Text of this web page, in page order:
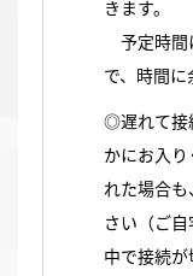
きます。
予定時間
で、時間に
◎遅れて接
かにお入
れた場合
さい（ご
中で接続が